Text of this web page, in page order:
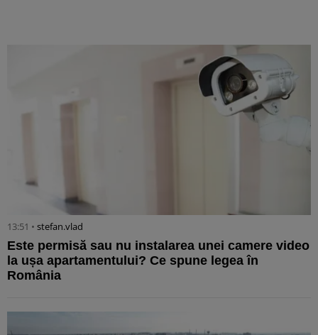
13:51 • stefan.vlad
Este permisă sau nu instalarea unei camere video
la ușa apartamentului? Ce spune legea în
România